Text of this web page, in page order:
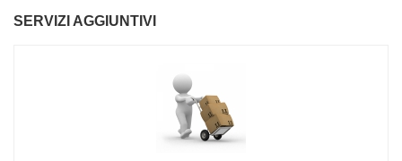
SERVIZI AGGIUNTIVI